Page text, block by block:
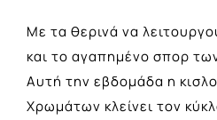
Με τα θερινά να
και το αγαπημένο σπορ
Aυτή την εβδομάδα η
Χρωμάτων κλείνει τον